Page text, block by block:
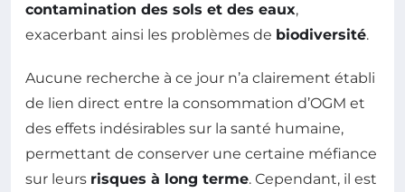
contamination des sols et des eaux,
exacerbant ainsi les problèmes de biodiversité.
Aucune recherche à ce jour n’a clairement établi
de lien direct entre la consommation d’OGM et
des effets indésirables sur la santé humaine,
permettant de conserver une certaine méfiance
sur leurs risques à long terme. Cependant, il est